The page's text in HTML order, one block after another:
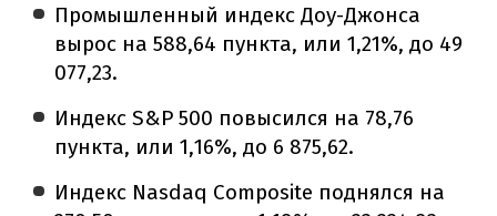
Промышленный индекс Доу-Джонса
вырос на 588,64 пункта, или 1,21%, до 49
077,23.
Индекс S&P 500 повысился на 78,76
пункта, или 1,16%, до 6 875,62.
Индекс Nasdaq Composite поднялся на